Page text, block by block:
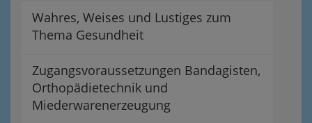
Wahres, Weises und Lustiges zum
Thema Gesundheit
Zugangsvoraussetzungen Bandagisten,
Orthopädietechnik und
Miederwarenerzeugung